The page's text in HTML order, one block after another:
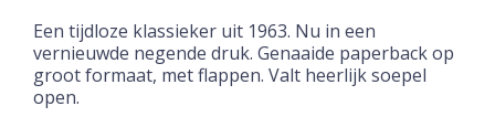
Een tijdloze klassieker uit 1963. Nu in een
vernieuwde negende druk. Genaaide paperback op
groot formaat, met flappen. Valt heerlijk soepel
open.